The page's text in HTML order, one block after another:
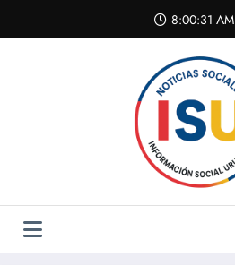
content
8:00:31 AM